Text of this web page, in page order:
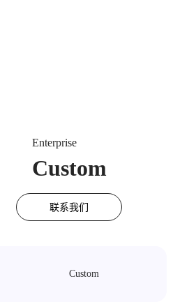
Enterprise
Custom
联系我们
Custom